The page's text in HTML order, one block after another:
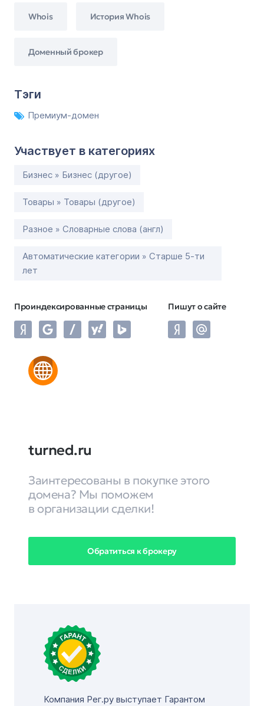
Whois История Whois
Доменный брокер
Тэги
Премиум-домен
Участвует в категориях
Бизнес » Бизнес (другое)
Товары » Товары (другое)
Разное » Словарные слова (англ)
Автоматические категории » Старше 5-ти
лет
Проиндексированные страницы Пишут о сайте
turned.ru
Заинтересованы в покупке этого
домена? Мы поможем
в организации сделки!
Обратиться к брокеру
Компания Рег.ру выступает Гарантом